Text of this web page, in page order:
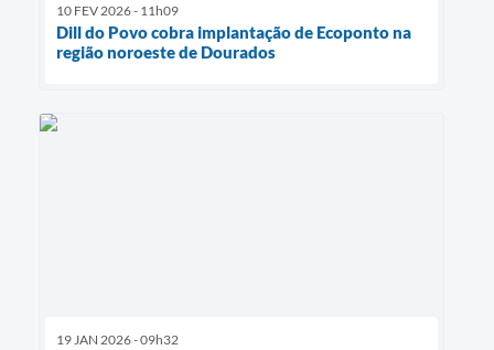
10 FEV 2026 - 11h09
Dill do Povo cobra implantação de Ecoponto na
região noroeste de Dourados
19 JAN 2026 - 09h32